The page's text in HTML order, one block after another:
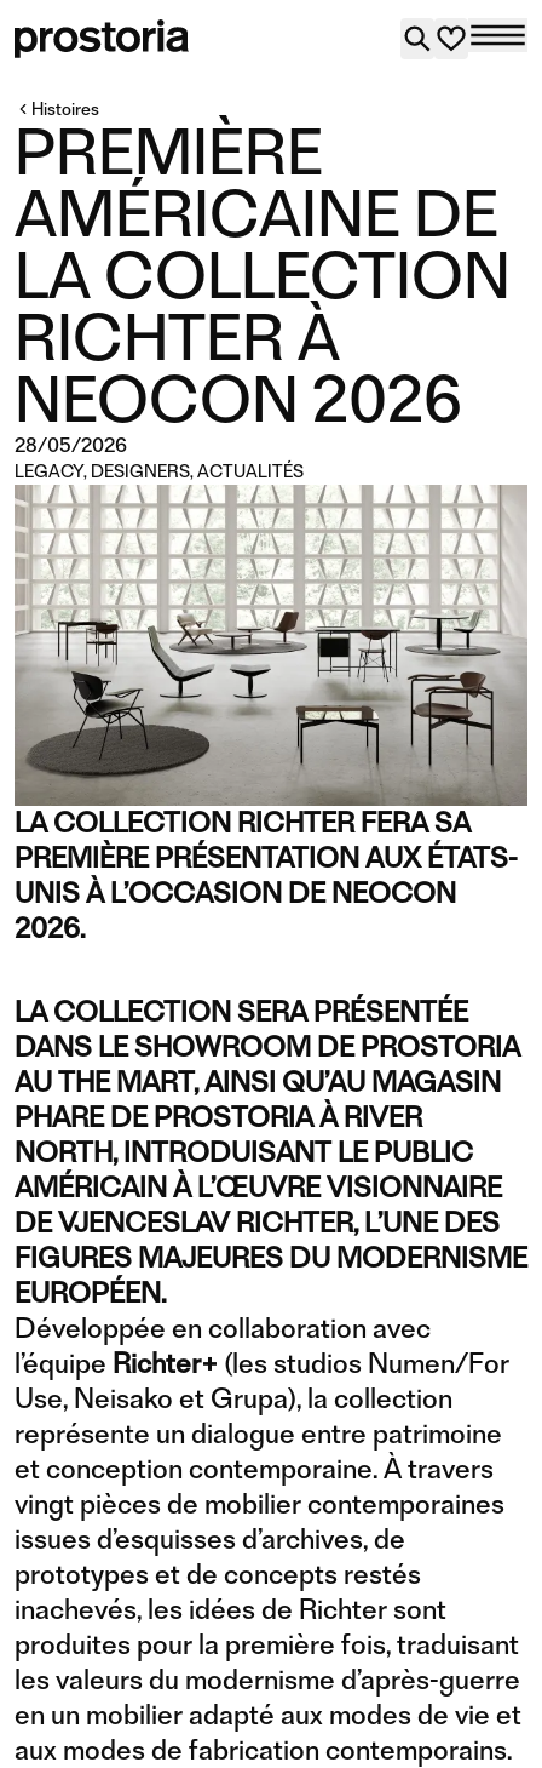
Histoires
PREMIÈRE
AMÉRICAINE DE
LA COLLECTION
RICHTER À
NEOCON 2026
28/05/2026
LEGACY, DESIGNERS,ACTUALITÉS
LA COLLECTION RICHTER FERA SA
PREMIÈRE PRÉSENTATION AUX ÉTATS-
UNIS À L’OCCASION DE NEOCON
2026.
LA COLLECTION SERA PRÉSENTÉE
DANS LE SHOWROOM DE PROSTORIA
AU THE MART, AINSI QU’AU MAGASIN
PHARE DE PROSTORIA À RIVER
NORTH, INTRODUISANT LE PUBLIC
AMÉRICAIN À L’ŒUVRE VISIONNAIRE
DE VJENCESLAV RICHTER, L’UNE DES
FIGURES MAJEURES DU MODERNISME
EUROPÉEN.
Développée en collaboration avec
l’équipe Richter+ (les studios Numen/For
Use, Neisako et Grupa), la collection
représente un dialogue entre patrimoine
et conception contemporaine. À travers
vingt pièces de mobilier contemporaines
issues d’esquisses d’archives, de
prototypes et de concepts restés
inachevés, les idées de Richter sont
produites pour la première fois, traduisant
les valeurs du modernisme d’après-guerre
en un mobilier adapté aux modes de vie et
aux modes de fabrication contemporains.